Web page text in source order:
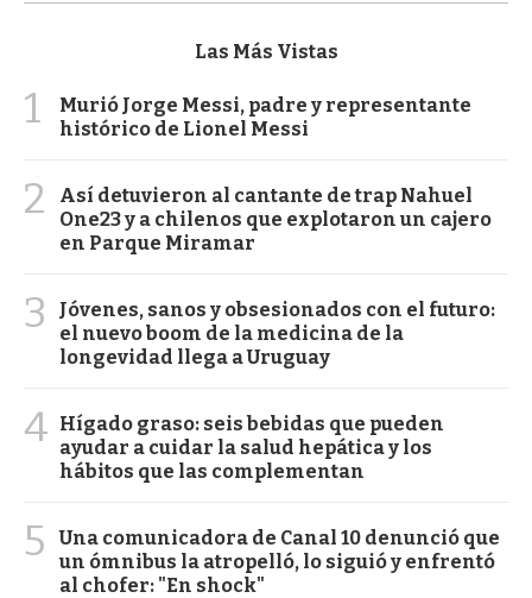
Las Más Vistas
1
Murió Jorge Messi, padre y representante
histórico de Lionel Messi
2
Así detuvieron al cantante de trap Nahuel
One23 y a chilenos que explotaron un cajero
en Parque Miramar
3
Jóvenes, sanos y obsesionados con el futuro:
el nuevo boom de la medicina de la
longevidad llega a Uruguay
4 Hígado graso: seis bebidas que pueden
ayudar a cuidar la salud hepática y los
hábitos que las complementan
5
Una comunicadora de Canal 10 denunció que
un ómnibus la atropelló, lo siguió y enfrentó
al chofer: "En shock"